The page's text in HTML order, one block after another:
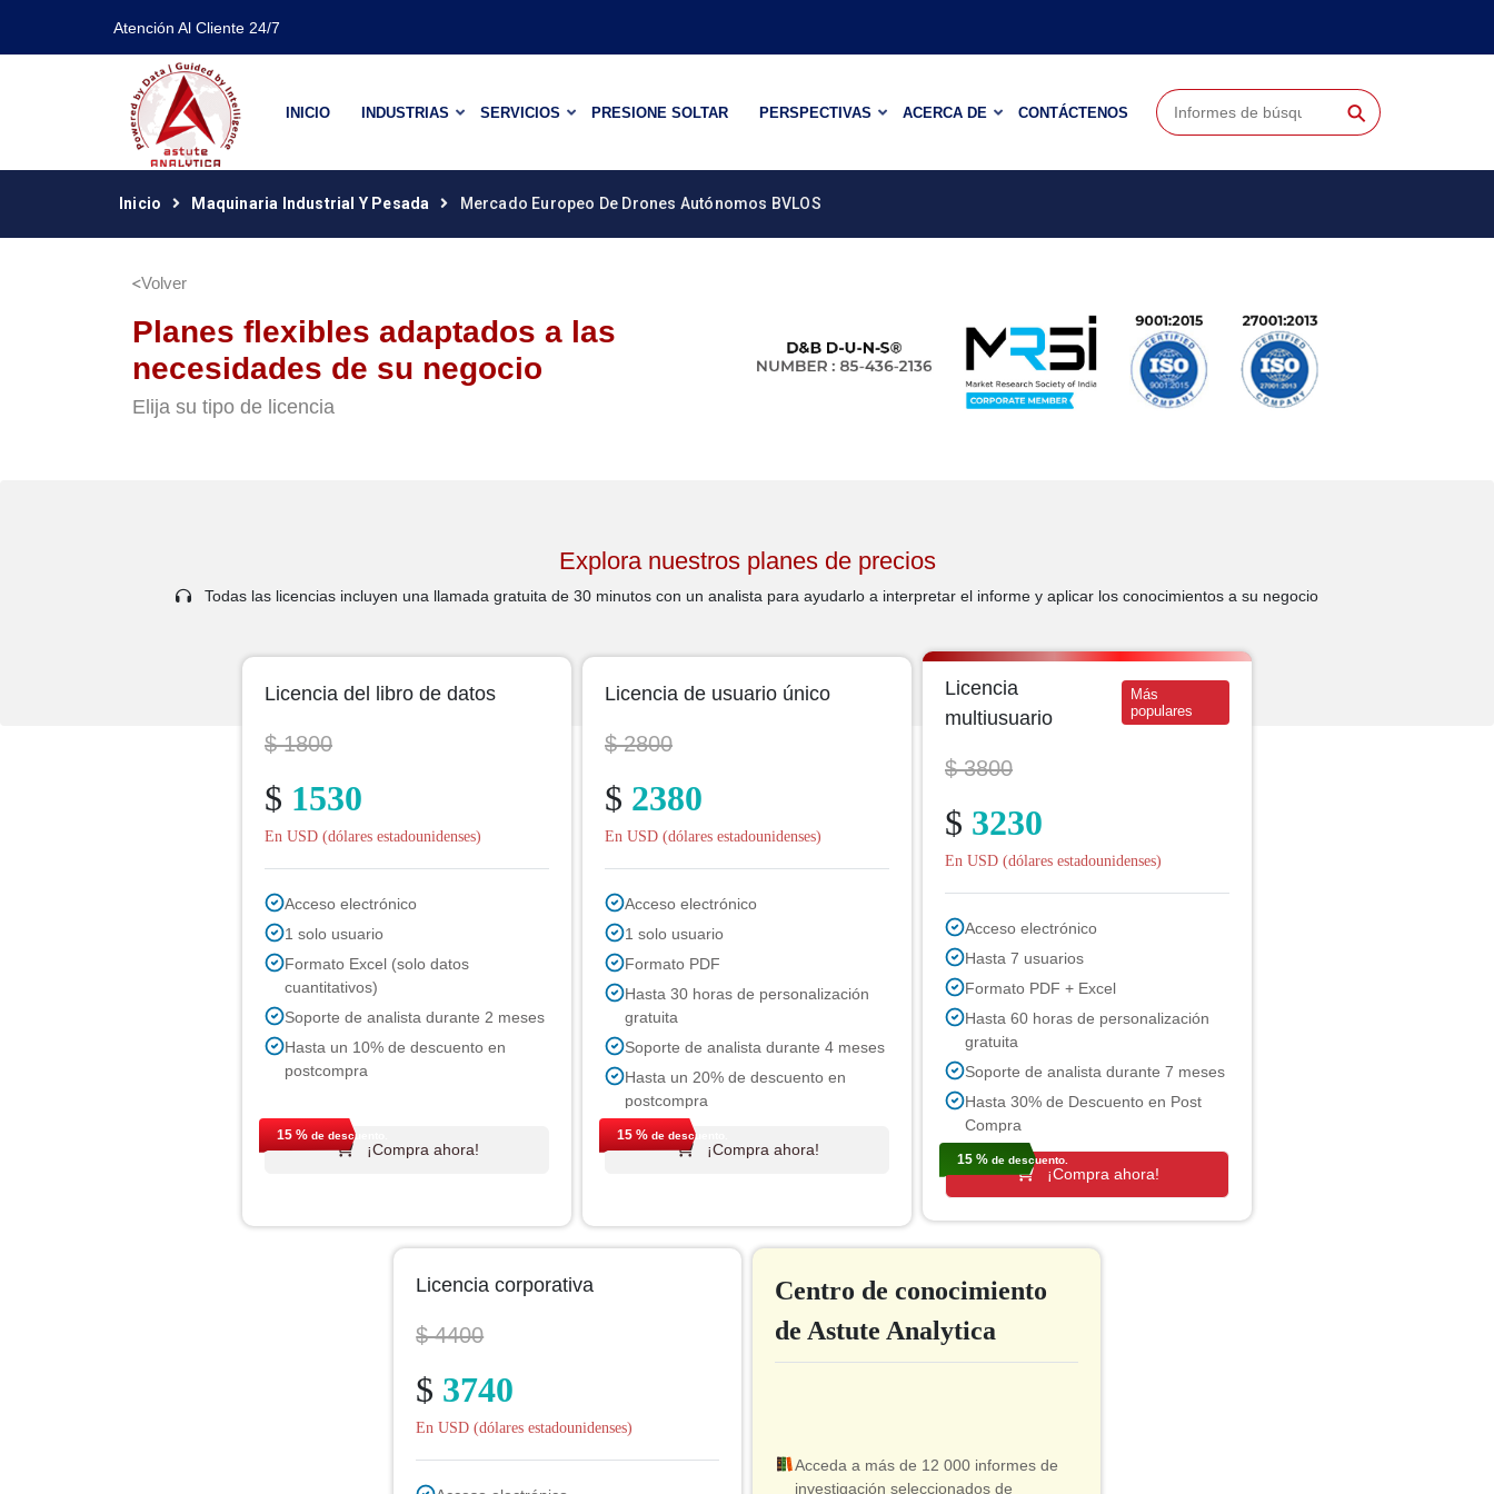
Atención Al Cliente 24/7
INICIO INDUSTRIAS SERVICIOS PRESIONE SOLTAR PERSPECTIVAS ACERCA DE CONTÁCTENOS ⚲
Inicio Maquinaria Industrial Y Pesada Mercado Europeo De Drones Autónomos BVLOS
Volver
Planes flexibles adaptados a las
necesidades de su negocio
Elija su tipo de licencia
Explora nuestros planes de precios
Todas las licencias incluyen una llamada gratuita de 30 minutos con un analista para ayudarlo a interpretar el informe y aplicar los conocimientos a su negocio
Licencia del libro de datos
$ 1800
$ 1530
En USD (dólares estadounidenses)
Acceso electrónico
1 solo usuario
Formato Excel (solo datos
cuantitativos)
Soporte de analista durante 2 meses
Hasta un 10% de descuento en
postcompra
15 % de descuento.
¡Compra ahora!
Licencia de usuario único
$ 2800
$ 2380
En USD (dólares estadounidenses)
Acceso electrónico
1 solo usuario
Formato PDF
Hasta 30 horas de personalización
gratuita
Soporte de analista durante 4 meses
Hasta un 20% de descuento en
postcompra
15 % de descuento.
¡Compra ahora!
Licencia
multiusuario
Más
populares
$ 3800
$ 3230
En USD (dólares estadounidenses)
Acceso electrónico
Hasta 7 usuarios
Formato PDF + Excel
Hasta 60 horas de personalización
gratuita
Soporte de analista durante 7 meses
Hasta 30% de Descuento en Post
Compra
15 % de descuento.
¡Compra ahora!
Licencia corporativa
$ 4400
$ 3740
En USD (dólares estadounidenses)
Centro de conocimiento
de Astute Analytica
Acceda a más de 12 000 informes de
investigación seleccionados de